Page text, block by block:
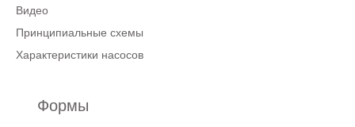
Видео
Принципиальные схемы
Характеристики насосов
Формы